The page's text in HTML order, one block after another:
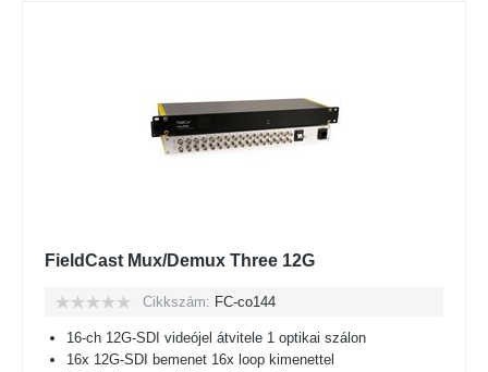
FieldCast Mux/Demux Three 12G
Cikkszám: FC-co144
16-ch 12G-SDI videójel átvitele 1 optikai szálon
16x 12G-SDI bemenet 16x loop kimenettel